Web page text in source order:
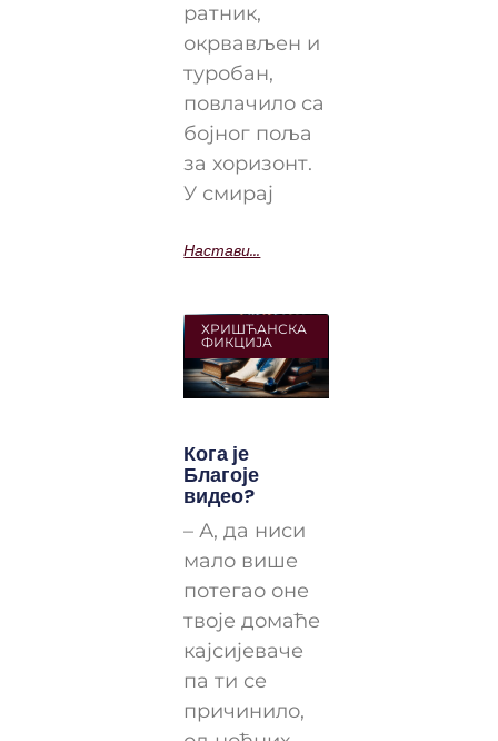
ратник,
окрвављен и
туробан,
повлачило са
бојног поља
за хоризонт.
У смирај
Настави...
ХРИШЋАНСКА
ФИКЦИЈА
Кога је
Благоје
видео?
– А, да ниси
мало више
потегао оне
твоје домаће
кајсијеваче
па ти се
причинило,